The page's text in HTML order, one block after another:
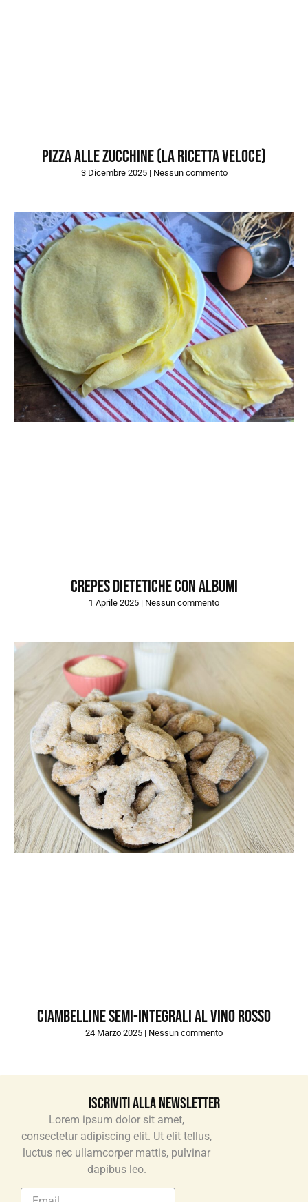
Pizza alle zucchine (la ricetta veloce)
3 Dicembre 2025 Nessun commento
CREPES DIETETICHE CON ALBUMI
1 Aprile 2025 Nessun commento
Ciambelline semi-integrali al vino rosso
24 Marzo 2025 Nessun commento
Iscriviti alla newsletter
Lorem ipsum dolor sit amet,
consectetur adipiscing elit. Ut elit tellus,
luctus nec ullamcorper mattis, pulvinar
dapibus leo.